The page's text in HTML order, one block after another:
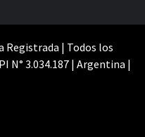
Registrada | Todos los
N° 3.034.187 | Argentina |